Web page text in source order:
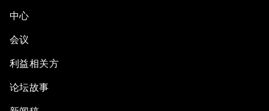
中心
会议
利益相关方
论坛故事